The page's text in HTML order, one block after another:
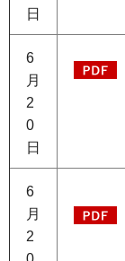
日
6
月
2
0
日
6
月
2